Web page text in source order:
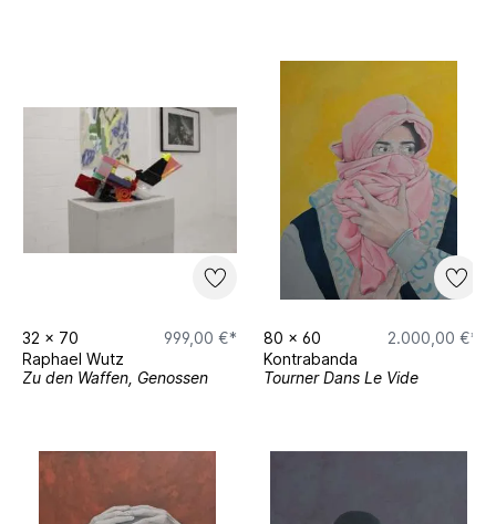
32 x 70
999,00 €*
Raphael Wutz
Zu den Waffen, Genossen
80 x 60
2.000,00 €*
Kontrabanda
Tourner Dans Le Vide